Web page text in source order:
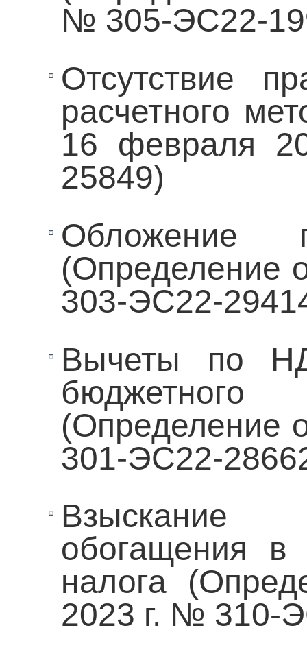
№ 305-ЭС22-
Отсутствие
расчетного
16 февраля
25849)
Обложение
(Определение
303-ЭС22-
Вычеты по
(Определение
301-ЭС22-
Взыскание
обогащения в
налога
2023 г. № 310-